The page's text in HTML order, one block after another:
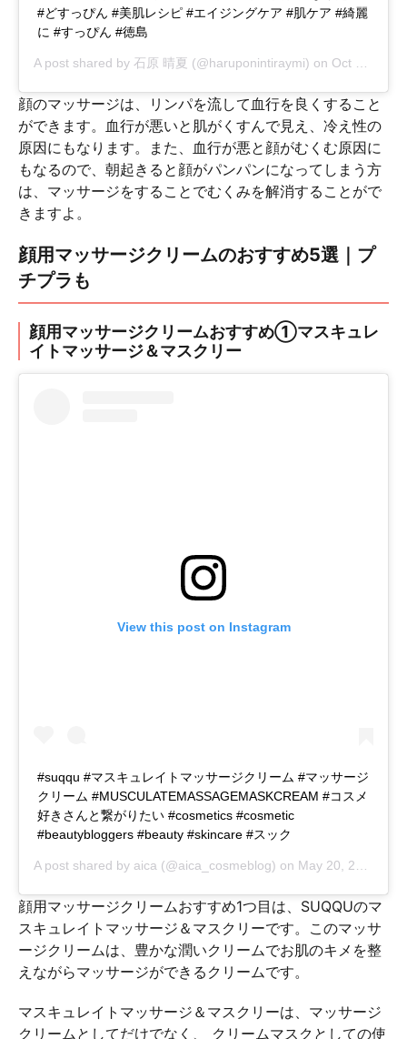
#どすっぴん #美肌レシピ #エイジングケア #肌ケア #綺麗
に #すっぴん #徳島
A post shared by 石原 晴夏 (@haruponintiraymi) on Oct 19, 2018 at 10:19am PDT
顔のマッサージは、リンパを流して血行を良くすること
ができます。血行が悪いと肌がくすんで見え、冷え性の
原因にもなります。また、血行が悪と顔がむくむ原因に
もなるので、朝起きると顔がパンパンになってしまう方
は、マッサージをすることでむくみを解消することがで
きますよ。
顔用マッサージクリームのおすすめ5選｜プ
チプラも
顔用マッサージクリームおすすめ①マスキュレ
イトマッサージ＆マスクリー
View this post on Instagram
#suqqu #マスキュレイトマッサージクリーム #マッサージ
クリーム #MUSCULATEMASSAGEMASKCREAM #コスメ
好きさんと繋がりたい #cosmetics #cosmetic
#beautybloggers #beauty #skincare #スック
A post shared by aica (@aica_cosmeblog) on May 20, 2018 at 3:34am PDT
顔用マッサージクリームおすすめ1つ目は、SUQQUのマ
スキュレイトマッサージ＆マスクリーです。このマッサ
ージクリームは、豊かな潤いクリームでお肌のキメを整
えながらマッサージができるクリームです。
マスキュレイトマッサージ＆マスクリーは、マッサージ
クリームとしてだけでなく、 クリームマスクとしての使